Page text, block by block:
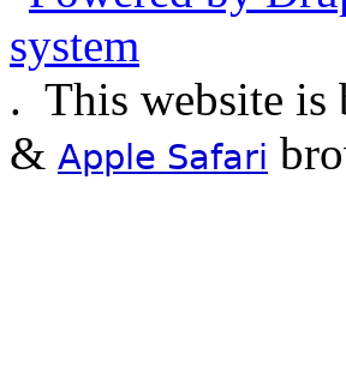
. This website
& Apple Safari